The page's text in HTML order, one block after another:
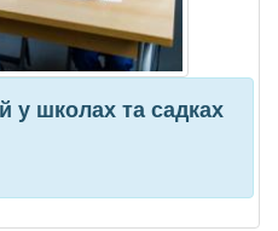
у школах та садках